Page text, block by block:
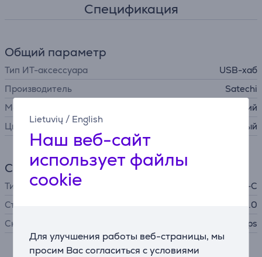
Lietuvių / English
Наш веб-сайт
использует файлы
cookie
Для улучшения работы веб-страницы, мы
просим Вас согласиться с условиями
Спецификация
Общий параметр
Тип ИТ-аксессуара
USB-хаб
Производитель
Satechi
Материал
алюминий
Цвет
темно-серый
Соединение
Тип штекера
USB-C
Стандарт USB
USB 3.0
Скорость передачи данных
5 Gbps